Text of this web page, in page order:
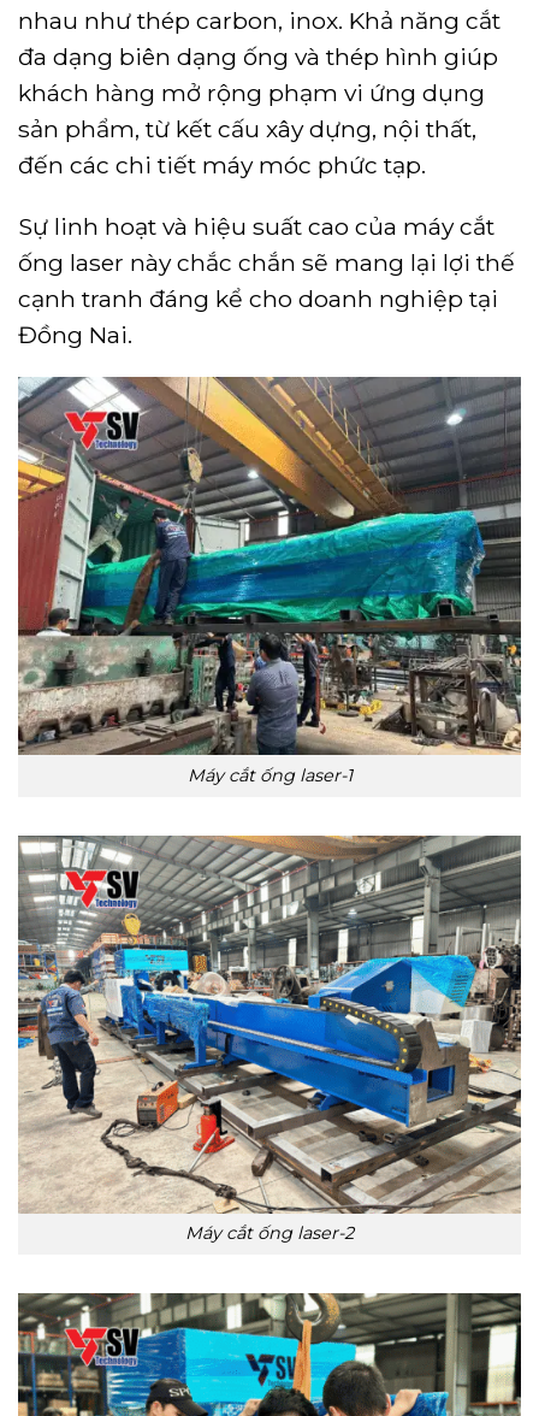
nhau như thép carbon, inox. Khả năng cắt
đa dạng biên dạng ống và thép hình giúp
khách hàng mở rộng phạm vi ứng dụng
sản phẩm, từ kết cấu xây dựng, nội thất,
đến các chi tiết máy móc phức tạp.
Sự linh hoạt và hiệu suất cao của máy cắt
ống laser này chắc chắn sẽ mang lại lợi thế
cạnh tranh đáng kể cho doanh nghiệp tại
Đồng Nai.
Máy cắt ống laser-1
Máy cắt ống laser-2